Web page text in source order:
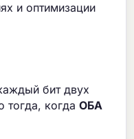
и оптимизации
бит двух
тогда, когдаОБА